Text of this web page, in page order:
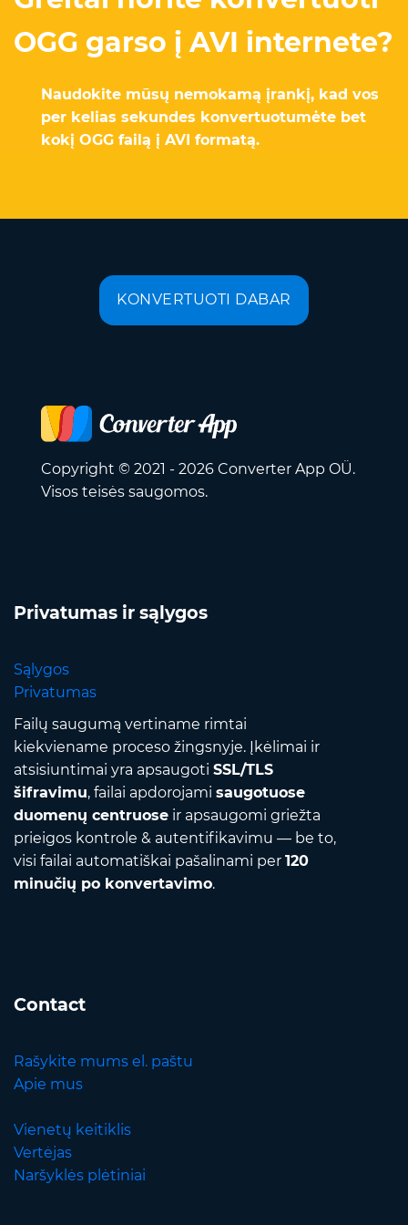
OGG garso į AVI internete?
Naudokite mūsų nemokamą įrankį, kad vos
per kelias sekundes konvertuotumėte bet
kokį OGG failą į AVI formatą.
KONVERTUOTI DABAR
Copyright © 2021 - 2026 Converter App OÜ.
Visos teisės saugomos.
Privatumas ir sąlygos
Sąlygos
Privatumas
Failų saugumą vertiname rimtai
kiekviename proceso žingsnyje. Įkėlimai ir
atsisiuntimai yra apsaugoti SSL/TLS
šifravimu, failai apdorojami saugotuose
duomenų centruose ir apsaugomi griežta
prieigos kontrole & autentifikavimu — be to,
visi failai automatiškai pašalinami per 120
minučių po konvertavimo.
Contact
Rašykite mums el. paštu
Apie mus
Vienetų keitiklis
Vertėjas
Naršyklės plėtiniai